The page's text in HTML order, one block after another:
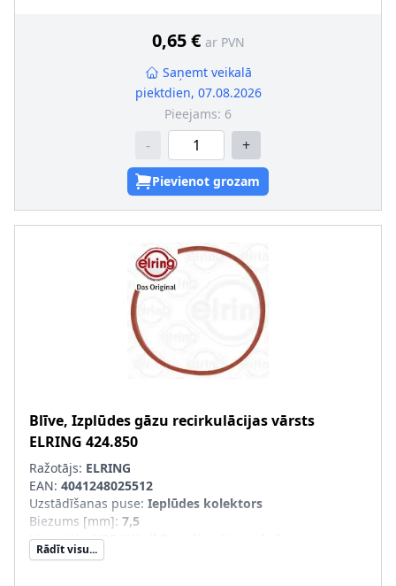
0,65 € ar PVN
Saņemt veikalā
piektdien, 07.08.2026
Pieejams: 6
- +
Pievienot grozam
Blīve, Izplūdes gāzu recirkulācijas vārsts
ELRING 424.850
Ražotājs: ELRING
EAN: 4041248025512
Uzstādīšanas puse: Ieplūdes kolektors
Biezums [mm]: 7,5
Materiāls:NBR (Nitril-Butadien-Kautschuk)
Iekšējais diametrs [mm]
Rādīt visu...